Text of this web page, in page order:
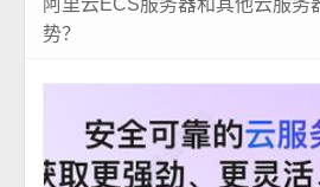
阿里云ECS服务器和其他云服务
势？